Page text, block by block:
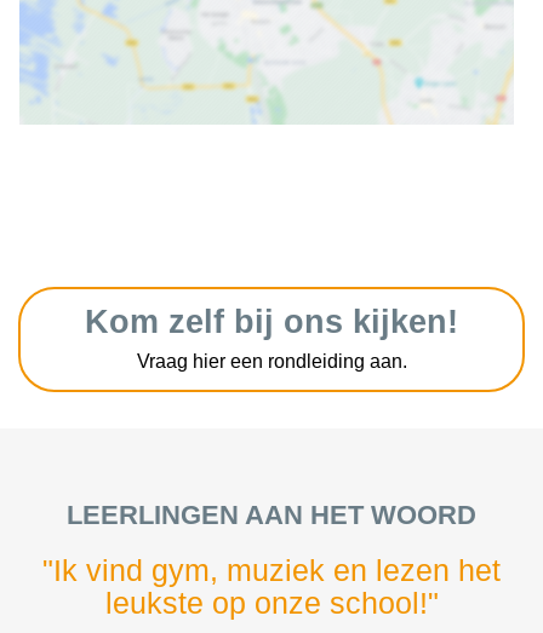
Kom zelf bij ons kijken!
Vraag hier een rondleiding aan.
LEERLINGEN AAN HET WOORD
"Ik vind gym, muziek en lezen het
leukste op onze school!"